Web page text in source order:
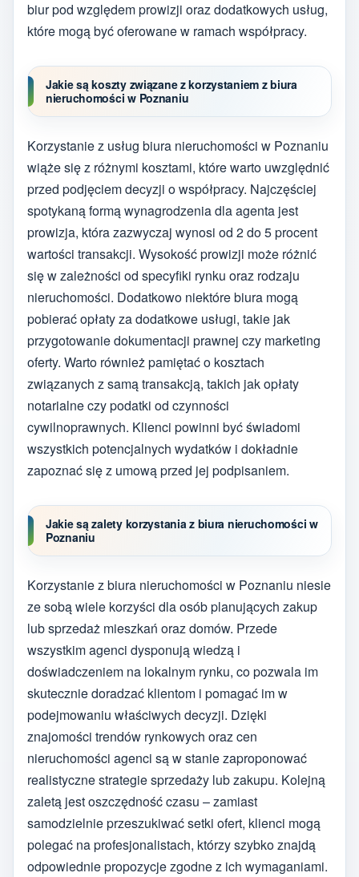
biur pod względem prowizji oraz dodatkowych usług,
które mogą być oferowane w ramach współpracy.
Jakie są koszty związane z korzystaniem z biura
nieruchomości w Poznaniu
Korzystanie z usług biura nieruchomości w Poznaniu
wiąże się z różnymi kosztami, które warto uwzględnić
przed podjęciem decyzji o współpracy. Najczęściej
spotykaną formą wynagrodzenia dla agenta jest
prowizja, która zazwyczaj wynosi od 2 do 5 procent
wartości transakcji. Wysokość prowizji może różnić
się w zależności od specyfiki rynku oraz rodzaju
nieruchomości. Dodatkowo niektóre biura mogą
pobierać opłaty za dodatkowe usługi, takie jak
przygotowanie dokumentacji prawnej czy marketing
oferty. Warto również pamiętać o kosztach
związanych z samą transakcją, takich jak opłaty
notarialne czy podatki od czynności
cywilnoprawnych. Klienci powinni być świadomi
wszystkich potencjalnych wydatków i dokładnie
zapoznać się z umową przed jej podpisaniem.
Jakie są zalety korzystania z biura nieruchomości w
Poznaniu
Korzystanie z biura nieruchomości w Poznaniu niesie
ze sobą wiele korzyści dla osób planujących zakup
lub sprzedaż mieszkań oraz domów. Przede
wszystkim agenci dysponują wiedzą i
doświadczeniem na lokalnym rynku, co pozwala im
skutecznie doradzać klientom i pomagać im w
podejmowaniu właściwych decyzji. Dzięki
znajomości trendów rynkowych oraz cen
nieruchomości agenci są w stanie zaproponować
realistyczne strategie sprzedaży lub zakupu. Kolejną
zaletą jest oszczędność czasu – zamiast
samodzielnie przeszukiwać setki ofert, klienci mogą
polegać na profesjonalistach, którzy szybko znajdą
odpowiednie propozycje zgodne z ich wymaganiami.